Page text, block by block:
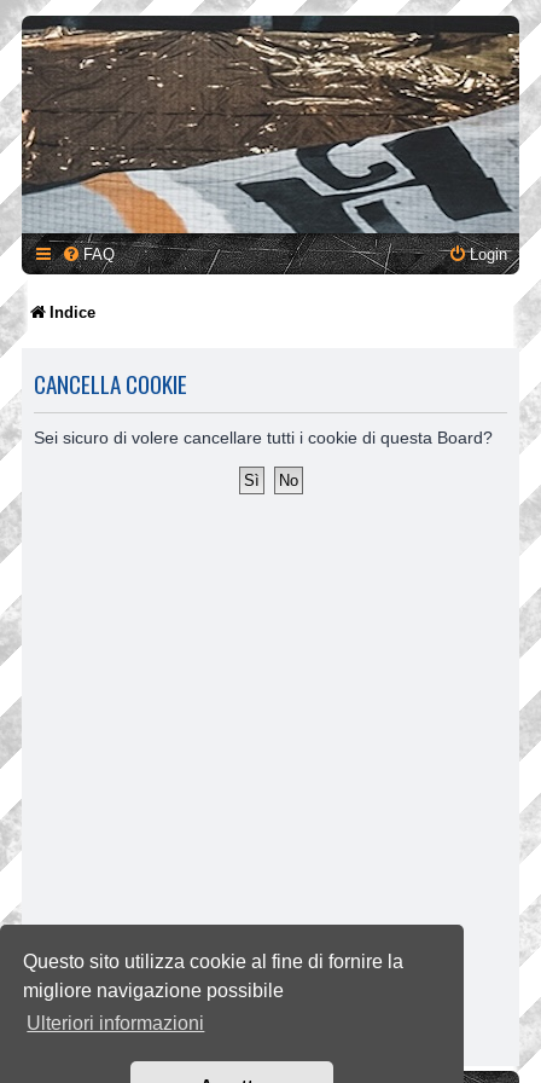
Questo sito utilizza cookie al fine di fornire la
migliore navigazione possibile
Ulteriori informazioni
FAQ Login
Indice
CANCELLA COOKIE
Sei sicuro di volere cancellare tutti i cookie di questa Board?